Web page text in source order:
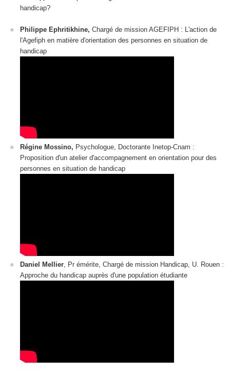
handicap?
Philippe Ephritikhine, Chargé de mission AGEFIPH : L'action de
l'Agefiph en matière d'orientation des personnes en situation de
handicap
Régine Mossino, Psychologue, Doctorante Inetop-Cnam :
Proposition d'un atelier d'accompagnement en orientation pour des
personnes en situation de handicap
Daniel Mellier, Pr émérite, Chargé de mission Handicap, U. Rouen :
Approche du handicap auprès d'une population étudiante